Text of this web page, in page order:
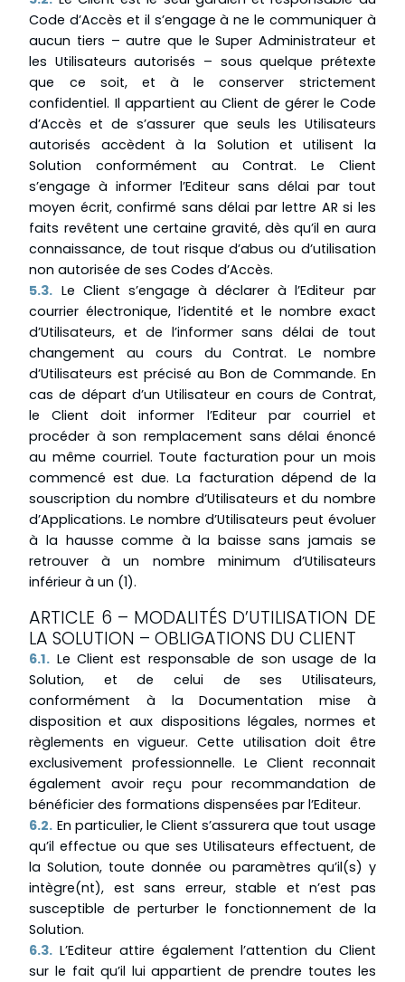
Code d’Accès et il s’engage à ne le communiquer à
aucun tiers – autre que le Super Administrateur et
les Utilisateurs autorisés – sous quelque prétexte
que ce soit, et à le conserver strictement
confidentiel. Il appartient au Client de gérer le Code
d’Accès et de s’assurer que seuls les Utilisateurs
autorisés accèdent à la Solution et utilisent la
Solution conformément au Contrat. Le Client
s’engage à informer l’Editeur sans délai par tout
moyen écrit, confirmé sans délai par lettre AR si les
faits revêtent une certaine gravité, dès qu’il en aura
connaissance, de tout risque d’abus ou d’utilisation
non autorisée de ses Codes d’Accès.
5.3. Le Client s’engage à déclarer à l’Editeur par
courrier électronique, l’identité et le nombre exact
d’Utilisateurs, et de l’informer sans délai de tout
changement au cours du Contrat. Le nombre
d’Utilisateurs est précisé au Bon de Commande. En
cas de départ d’un Utilisateur en cours de Contrat,
le Client doit informer l’Editeur par courriel et
procéder à son remplacement sans délai énoncé
au même courriel. Toute facturation pour un mois
commencé est due. La facturation dépend de la
souscription du nombre d’Utilisateurs et du nombre
d’Applications. Le nombre d’Utilisateurs peut évoluer
à la hausse comme à la baisse sans jamais se
retrouver à un nombre minimum d’Utilisateurs
inférieur à un (1).
ARTICLE 6 – MODALITÉS D’UTILISATION DE
LA SOLUTION – OBLIGATIONS DU CLIENT
6.1. Le Client est responsable de son usage de la
Solution, et de celui de ses Utilisateurs,
conformément à la Documentation mise à
disposition et aux dispositions légales, normes et
règlements en vigueur. Cette utilisation doit être
exclusivement professionnelle. Le Client reconnait
également avoir reçu pour recommandation de
bénéficier des formations dispensées par l’Editeur.
6.2. En particulier, le Client s’assurera que tout usage
qu’il effectue ou que ses Utilisateurs effectuent, de
la Solution, toute donnée ou paramètres qu’il(s) y
intègre(nt), est sans erreur, stable et n’est pas
susceptible de perturber le fonctionnement de la
Solution.
6.3. L’Editeur attire également l’attention du Client
sur le fait qu’il lui appartient de prendre toutes les